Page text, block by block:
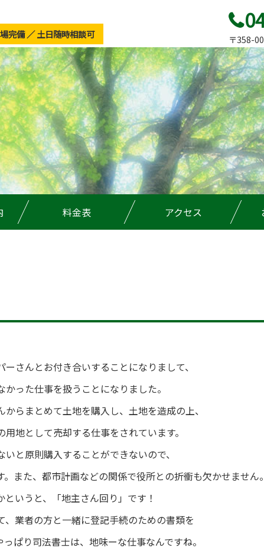
完備 ／ 土日随時相談可 〒358-
料金表 アクセス
さんとお付き合いすることになりまして、
った仕事を扱うことになりました。
らまとめて土地を購入し、土地を造成の上、
地として売却する仕事をされています。
と原則購入することができないので、
また、都市計画などの関係で役所との折衝も欠かせません。
いうと、「地主さん回り」です！
業者の方と一緒に登記手続のための書類を
ぱり司法書士は、地味ーな仕事なんですね。